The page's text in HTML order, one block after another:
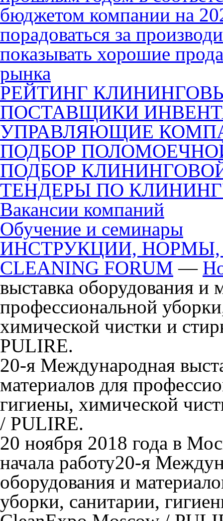
бюджетом компании на
порадоваться за
показывать хорошие
рынка
РЕЙТИНГ
ПОСТАВЩИКИ
УПРАВЛЯЮЩИЕ
ПОДБОР
ПОДБОР
ТЕНДЕРЫ ПО
Вакансии компаний
Обучение и семинары
ИНСТРУКЦИИ,
CLEANING FORUM —
выставка оборудования и
профессиональной
химической чистки и
PULIRE.
20-я Международная
материалов для
гигиены, химической
/ PULIRE.
20 ноября 2018 года в
начала работу20-я
оборудования и
уборки, санитарии,